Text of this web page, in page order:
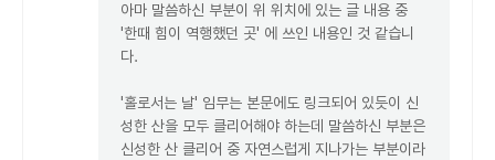
아마 말씀하신 부분이 위 위치에 있는 글 내용 중
'한때 힘이 역행했던 곳' 에 쓰인 내용인 것 같습니
다.
'홀로서는 날' 임무는 본문에도 링크되어 있듯이 신
성한 산을 모두 클리어해야 하는데 말씀하신 부분은
신성한 산 클리어 중 자연스럽게 지나가는 부분이라